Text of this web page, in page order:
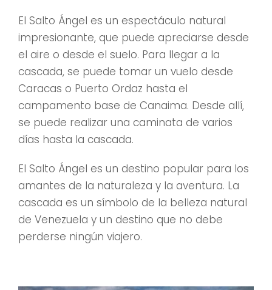
El Salto Ángel es un espectáculo natural
impresionante, que puede apreciarse desde
el aire o desde el suelo. Para llegar a la
cascada, se puede tomar un vuelo desde
Caracas o Puerto Ordaz hasta el
campamento base de Canaima. Desde allí,
se puede realizar una caminata de varios
días hasta la cascada.
El Salto Ángel es un destino popular para los
amantes de la naturaleza y la aventura. La
cascada es un símbolo de la belleza natural
de Venezuela y un destino que no debe
perderse ningún viajero.